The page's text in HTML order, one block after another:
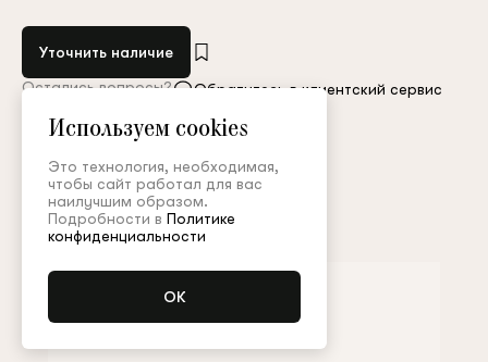
Уточнить наличие
Остались вопросы?
Обратитесь в клиентский сервис
Арт. CMA008SS24P Таблица размеров
Дополнить образ
Используем cookies
Это технология, необходимая,
чтобы сайт работал для вас
наилучшим образом.
Подробности в Политике
конфиденциальности